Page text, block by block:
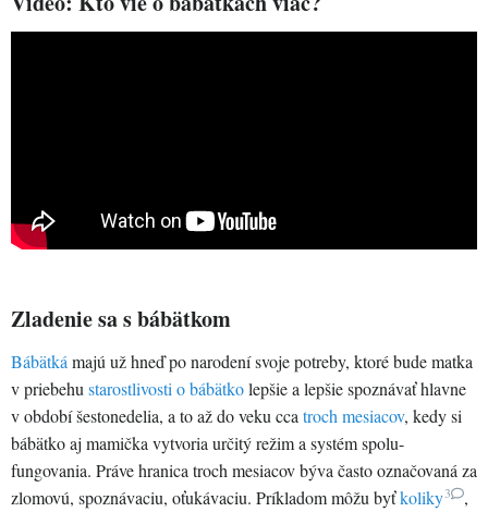
Zladenie sa s bábätkom
Bábätká majú už hneď po narodení svoje potreby, ktoré bude matka
v priebehu starostlivosti o bábätkolepšie a lepšie spoznávať hlavne
v období šestonedelia, a to až do veku cca troch mesiacov, kedy si
bábätko aj mamička vytvoria určitý režim a systém spolu-
fungovania. Práve hranica troch mesiacov býva často označovaná za
zlomovú, spoznávaciu, oťukávaciu. Príkladom môžu byťkoliky3
,